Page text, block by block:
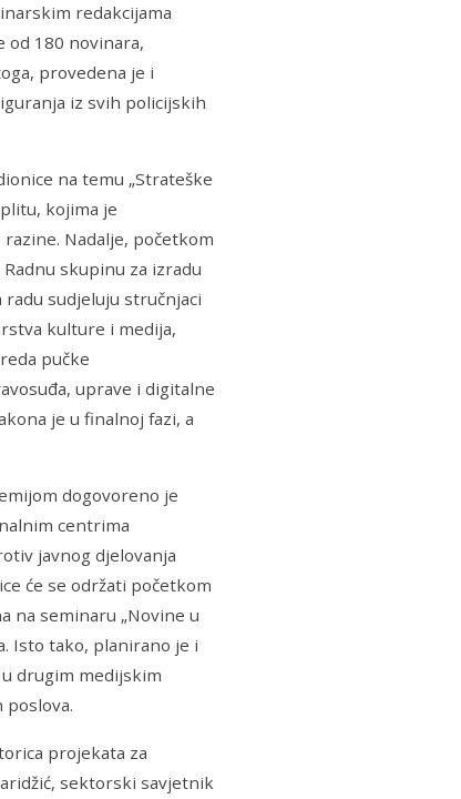
redakcijama
od 180 novinara,
provedena je i
iz svih policijskih
na temu „Strateške
kojima je
Nadalje, početkom
skupinu za izradu
sudjeluju stručnjaci
kulture i medija,
pučke
uprave i digitalne
je u finalnoj fazi, a
dogovoreno je
centrima
javnog djelovanja
će se održati početkom
na seminaru „Novine u
Isto tako, planirano je i
drugim medijskim
projekata za
sektorski savjetnik